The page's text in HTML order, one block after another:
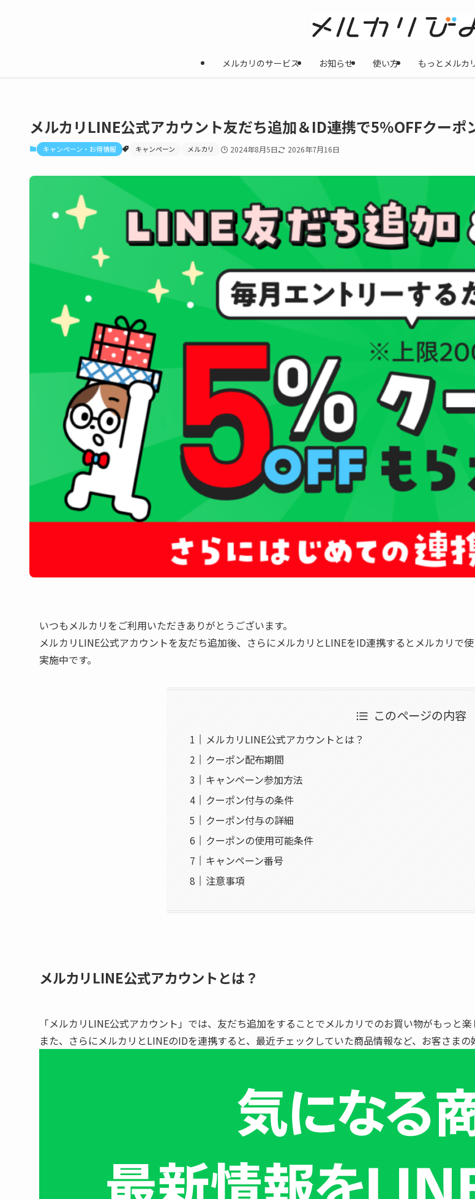
メルカリのサービス お知らせ 使い方 もっとメルカ
メルカリLINE公式アカウント友だち追加＆ID連携で5％OFFクーポ
キャンペーン・お得情報 キャンペーン メルカリ 2024年8月5日 2026年7月16日
いつもメルカリをご利用いただきありがとうございます。
メルカリLINE公式アカウントを友だち追加後、さらにメルカリとLINEをID連携するとメルカリで
実施中です。
このページの内容
メルカリLINE公式アカウントとは？
クーポン配布期間
キャンペーン参加方法
クーポン付与の条件
クーポン付与の詳細
クーポンの使用可能条件
キャンペーン番号
注意事項
メルカリLINE公式アカウントとは？
「メルカリLINE公式アカウント」では、友だち追加をすることでメルカリでのお買い物がもっと楽
また、さらにメルカリとLINEのIDを連携すると、最近チェックしていた商品情報など、お客さまの